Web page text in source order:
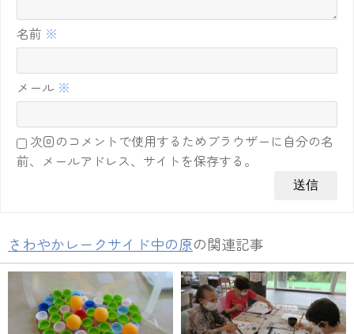
名前 ※
メール ※
次回のコメントで使用するためブラウザーに自分の名
前、メールアドレス、サイトを保存する。
さわやかレークサイド中の原の関連記事